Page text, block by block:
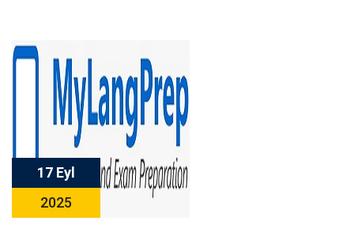
17 Eyl
2025